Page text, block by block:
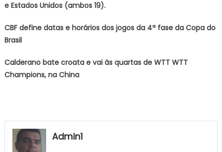
e Estados Unidos (ambos 19).
CBF define datas e horários dos jogos da 4ª fase da Copa do
Brasil
Calderano bate croata e vai às quartas de WTT WTT
Champions, na China
Admin1